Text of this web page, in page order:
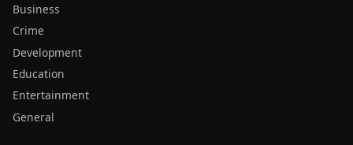
Business
Crime
Development
Education
Entertainment
General